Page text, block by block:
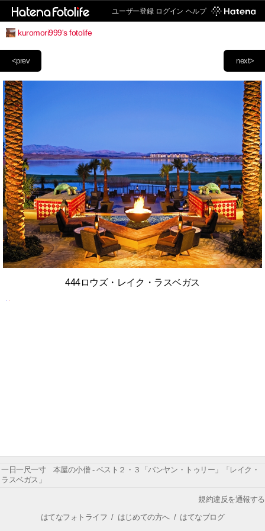
ユーザー登録 ログイン ヘルプ
kuromori999's fotolife
next>
<prev
444ロウズ・レイク・ラスベガス
一日一尺一寸 本屋の小僧 - ベスト２・３「バンヤン・トゥリー」「レイク・
ラスベガス」
規約違反を通報する
はてなフォトライフ / はじめての方へ/ はてなブログ